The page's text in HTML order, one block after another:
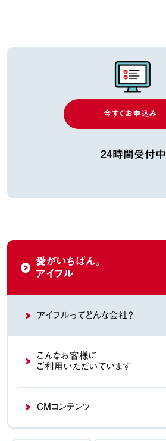
今すぐお申込み
24時間受付中
愛がいちばん。
アイフル
アイフルってどんな会社？
こんなお客様に
ご利用いただいています
CMコンテンツ